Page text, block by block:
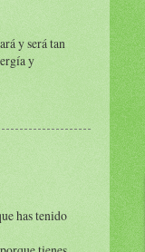
y será tan
y
has tenido